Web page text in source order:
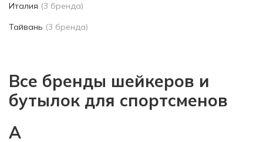
Италия (3 бренда)
Тайвань (3 бренда)
Все бренды шейкеров и
бутылок для спортсменов
A